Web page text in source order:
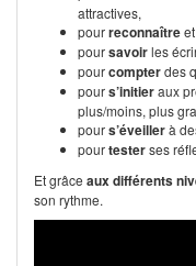
attractives,
pourreconnaître
poursavoirles
pourcompterdes
pours’initieraux
plus/moins, plus
pours’éveillerà
pourtesterses
Et grâce aux différents
son rythme.